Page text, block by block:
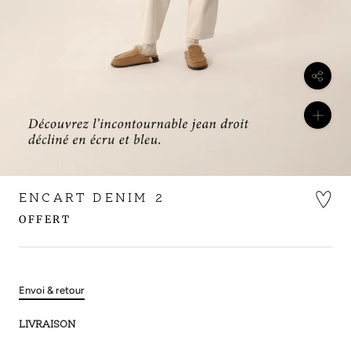
ENCART DENIM 2
OFFERT
Envoi & retour
LIVRAISON